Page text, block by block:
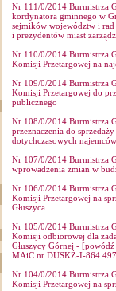
Nr 111/0/2014 Burmistrza
kordynatora gminnego w
sejmików województw i
i prezydentów miast
Nr 110/0/2014 Burmistrza
Komisji Przetargowej na
Nr 109/0/2014 Burmistrza
Komisji Przetargowej do
publicznego
Nr 108/0/2014 Burmistrza
przeznaczenia do
dotychczasowych najemców
Nr 107/0/2014 Burmistrza
wprowadzenia zmian w
Nr 106/0/2014 Burmistrza
Komisji Przetargowej na
Głuszyca
Nr 105/0/2014 Burmistrza
Komisji odbiorowej dla
Głuszycy Górnej -
MAiC nr DUSKŻ-I-
Nr 104/0/2014 Burmistrza
Komisji Przetargowej na